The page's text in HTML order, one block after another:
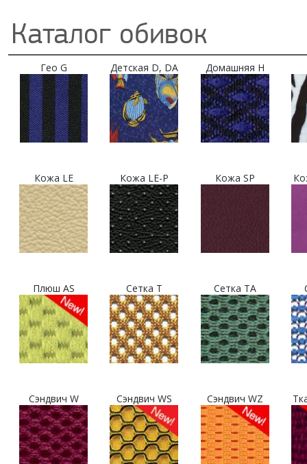
Каталог обивок
Гео G Детская D, DA Домашняя H
Кожа LE Кожа LE-P Кожа SP
Плюш AS Сетка T Сетка TA
Сэндвич W Сэндвич WS Сэндвич WZ